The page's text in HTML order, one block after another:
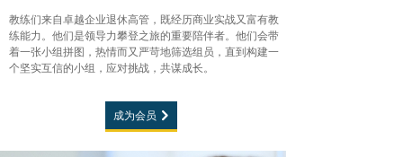
教练们来自卓越企业退休高管，既经历商业实战又富有教
练能力。他们是领导力攀登之旅的重要陪伴者。他们会带
着一张小组拼图，热情而又严苛地筛选组员，直到构建一
个坚实互信的小组，应对挑战，共谋成长。
成为会员 낑